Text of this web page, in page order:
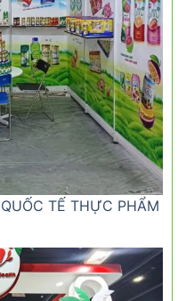
TẾ THỰC PHẨM